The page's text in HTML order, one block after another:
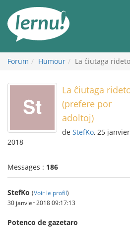
contenu
Forum Humour La ĉiutaga
La ĉiutaga
(prefere por
adoltoj)
de StefKo, 25 janvier
2018
Messages : 186
StefKo (Voir le profil)
30 janvier 2018 09:17:13
Potenco de gazetaro